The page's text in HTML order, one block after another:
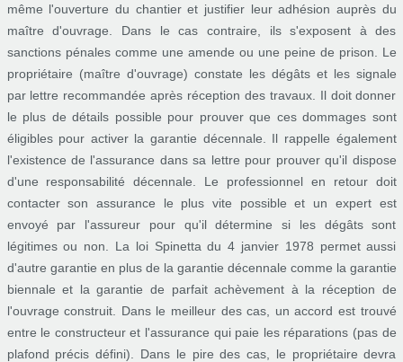
même l'ouverture du chantier et justifier leur adhésion auprès du
maître d'ouvrage. Dans le cas contraire, ils s'exposent à des
sanctions pénales comme une amende ou une peine de prison. Le
propriétaire (maître d'ouvrage) constate les dégâts et les signale
par lettre recommandée après réception des travaux. Il doit donner
le plus de détails possible pour prouver que ces dommages sont
éligibles pour activer la garantie décennale. Il rappelle également
l'existence de l'assurance dans sa lettre pour prouver qu'il dispose
d'une responsabilité décennale. Le professionnel en retour doit
contacter son assurance le plus vite possible et un expert est
envoyé par l'assureur pour qu'il détermine si les dégâts sont
légitimes ou non. La loi Spinetta du 4 janvier 1978 permet aussi
d'autre garantie en plus de la garantie décennale comme la garantie
biennale et la garantie de parfait achèvement à la réception de
l'ouvrage construit. Dans le meilleur des cas, un accord est trouvé
entre le constructeur et l'assurance qui paie les réparations (pas de
plafond précis défini). Dans le pire des cas, le propriétaire devra